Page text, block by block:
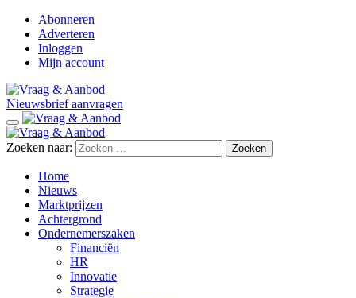
Abonneren
Adverteren
Inloggen
Mijn account
Nieuwsbrief aanvragen
Zoeken naar:
Home
Nieuws
Marktprijzen
Achtergrond
Ondernemerszaken
Financiën
HR
Innovatie
Strategie